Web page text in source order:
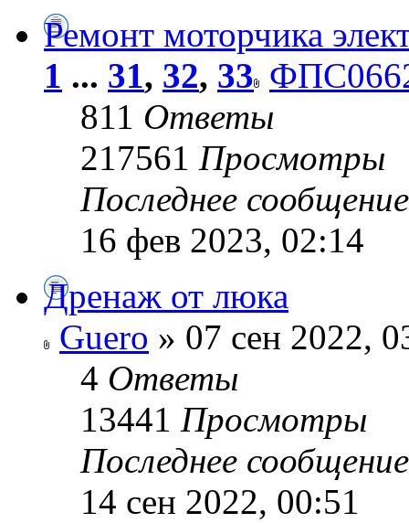
Ремонт моторчика
1 ... 31, 32, 33
811 Ответы
217561 Просмотры
Последнее
16 фев 2023, 02:14
Дренаж от люка
Guero » 07 сен 2022,
4 Ответы
13441 Просмотры
Последнее
14 сен 2022, 00:51